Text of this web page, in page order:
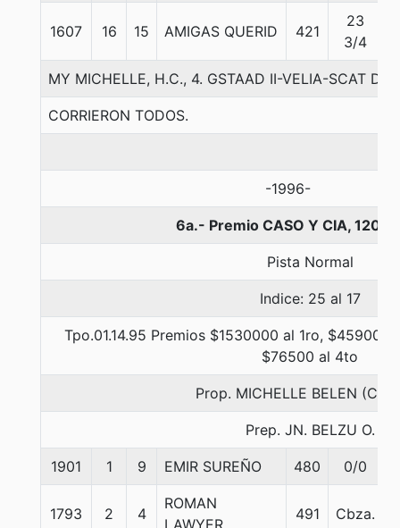
1607 16 15 AMIGAS QUERID 421
23
3/4
MY MICHELLE, H.C., 4. GSTAAD II-VELIA-SCAT
CORRIERON TODOS.
-1996-
6a.- Premio CASO Y CIA, 1200
Pista Normal
Indice: 25 al 17
Tpo.01.14.95 Premios $1530000 al 1ro,
$76500 al 4to
Prop. MICHELLE BELEN
Prep. JN. BELZU O.
1901 1 9 EMIR SUREÑO 480 0/0
1793 2 4
ROMAN
LAWYER
491 Cbza.